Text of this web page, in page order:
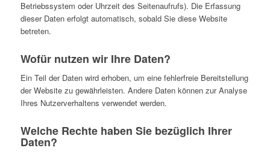
Betriebssystem oder Uhrzeit des Seitenaufrufs). Die Erfassung
dieser Daten erfolgt automatisch, sobald Sie diese Website
betreten.
Wofür nutzen wir Ihre Daten?
Ein Teil der Daten wird erhoben, um eine fehlerfreie Bereitstellung
der Website zu gewährleisten. Andere Daten können zur Analyse
Ihres Nutzerverhaltens verwendet werden.
Welche Rechte haben Sie bezüglich Ihrer
Daten?